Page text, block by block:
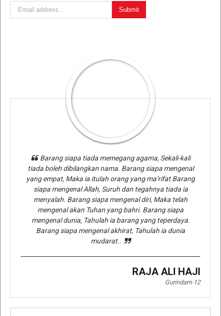
Barang siapa tiada memegang agama, Sekali-kali
tiada boleh dibilangkan nama. Barang siapa mengenal
yang empat, Maka ia itulah orang yang ma’rifat Barang
siapa mengenal Allah, Suruh dan tegahnya tiada ia
menyalah. Barang siapa mengenal diri, Maka telah
mengenal akan Tuhan yang bahri. Barang siapa
mengenal dunia, Tahulah ia barang yang teperdaya.
Barang siapa mengenal akhirat, Tahulah ia dunia
mudarat..
RAJA ALI HAJI
Gurindam 12